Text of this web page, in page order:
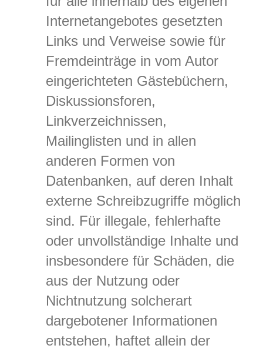
Internetangebotes gesetzten
Links und Verweise sowie für
Fremdeinträge in vom Autor
eingerichteten Gästebüchern,
Diskussionsforen,
Linkverzeichnissen,
Mailinglisten und in allen
anderen Formen von
Datenbanken, auf deren Inhalt
externe Schreibzugriffe möglich
sind. Für illegale, fehlerhafte
oder unvollständige Inhalte und
insbesondere für Schäden, die
aus der Nutzung oder
Nichtnutzung solcherart
dargebotener Informationen
entstehen, haftet allein der